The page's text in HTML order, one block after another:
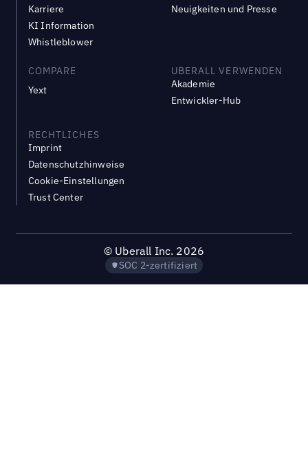
Karriere
KI Information
Whistleblower
Neuigkeiten und Presse
COMPARE
Yext
UBERALL VERWENDEN
Akademie
Entwickler-Hub
RECHTLICHES
Imprint
Datenschutzhinweise
Cookie-Einstellungen
Trust Center
© Uberall Inc. 2026
SOC 2-zertifiziert